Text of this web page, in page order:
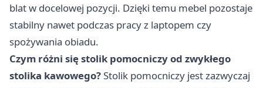
blat w docelowej pozycji. Dzięki temu mebel pozostaje
stabilny nawet podczas pracy z laptopem czy
spożywania obiadu.
Czym różni się stolik pomocniczy od zwykłego
stolika kawowego?Stolik pomocniczy jest zazwyczaj